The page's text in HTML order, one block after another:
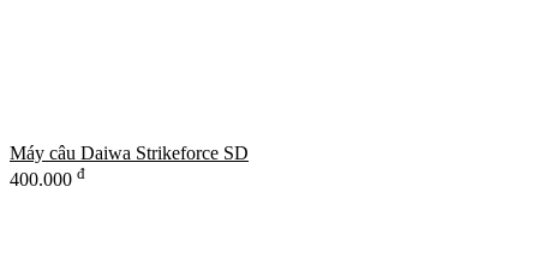
Máy câu Daiwa Strikeforce SD
400.000 đ